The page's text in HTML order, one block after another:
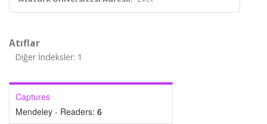
Atıflar
Diğer İndeksler: 1
Captures
Mendeley - Readers: 6